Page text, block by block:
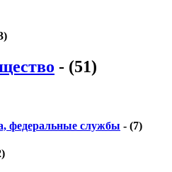
- (51)
федеральные службы - (7)